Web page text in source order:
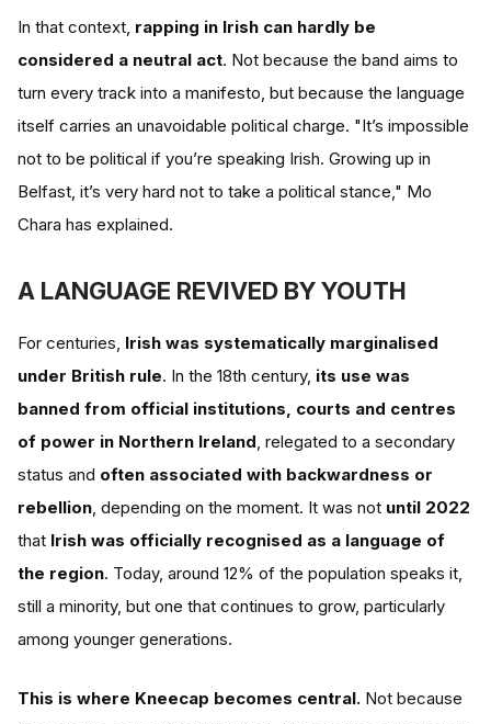
In that context, rapping in Irish can hardly be
considered a neutral act. Not because the band aims to
turn every track into a manifesto, but because the language
itself carries an unavoidable political charge. "It’s impossible
not to be political if you’re speaking Irish. Growing up in
Belfast, it’s very hard not to take a political stance," Mo
Chara has explained.
A LANGUAGE REVIVED BY YOUTH
For centuries, Irish was systematically marginalised
under British rule. In the 18th century, its use was
banned from official institutions, courts and centres
of power in Northern Ireland, relegated to a secondary
status and often associated with backwardness or
rebellion, depending on the moment. It was not until 2022
that Irish was officially recognised as a language of
the region. Today, around 12% of the population speaks it,
still a minority, but one that continues to grow, particularly
among younger generations.
This is where Kneecap becomes central. Not because